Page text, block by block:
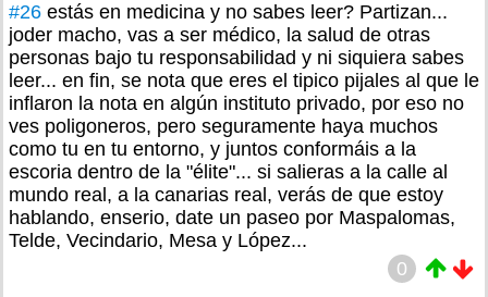
#26 estás en medicina y no sabes leer? Partizan...
joder macho, vas a ser médico, la salud de otras
personas bajo tu responsabilidad y ni siquiera sabes
leer... en fin, se nota que eres el tipico pijales al que le
inflaron la nota en algún instituto privado, por eso no
ves poligoneros, pero seguramente haya muchos
como tu en tu entorno, y juntos conformáis a la
escoria dentro de la "élite"... si salieras a la calle al
mundo real, a la canarias real, verás de que estoy
hablando, enserio, date un paseo por Maspalomas,
Telde, Vecindario, Mesa y López...
0